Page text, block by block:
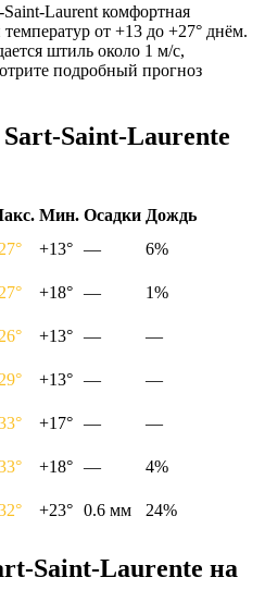
Laurent комфортная
от +13 до +27° днём.
штиль около 1 м/с,
подробный прогноз
Saint-Laurentе
Мин. Осадки Дождь
+13° —
6%
+18° —
1%
+13° —
—
+13° —
—
+17° —
—
+18° —
4%
+23° 0.6 мм 24%
Saint-Laurentе на